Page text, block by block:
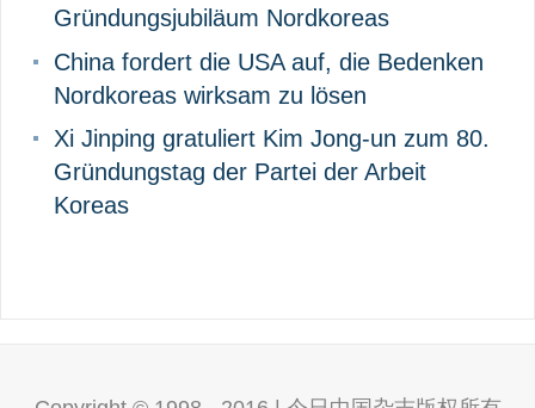
Gründungsjubiläum Nordkoreas
China fordert die USA auf, die Bedenken
Nordkoreas wirksam zu lösen
Xi Jinping gratuliert Kim Jong-un zum 80.
Gründungstag der Partei der Arbeit
Koreas